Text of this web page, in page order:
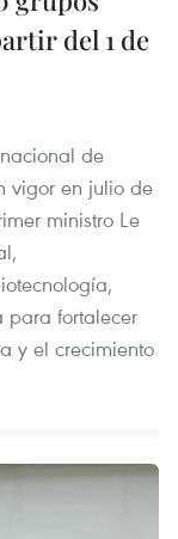
del 1 de
de
vigor en julio de
ministro Le
para fortalecer
y el crecimiento